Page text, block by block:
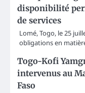
disponibilité
de services
Lomé, Togo, le 25
obligations en
Togo-Kofi
intervenus au
Faso